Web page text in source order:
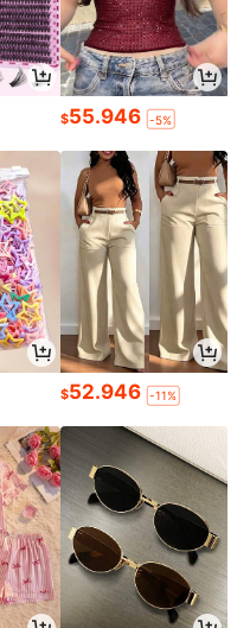
$55.946 -5%
$52.946 -11%